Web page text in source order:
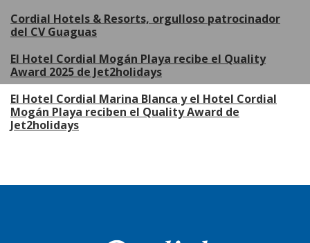
Cordial Hotels & Resorts, orgulloso patrocinador
del CV Guaguas
El Hotel Cordial Mogán Playa recibe el Quality
Award 2025 de Jet2holidays
El Hotel Cordial Marina Blanca y el Hotel Cordial
Mogán Playa reciben el Quality Award de
Jet2holidays